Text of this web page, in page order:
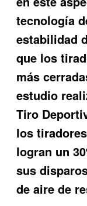
tecnología
estabilidad
que los
más
estudio
Tiro
los
logran un
sus
de aire de